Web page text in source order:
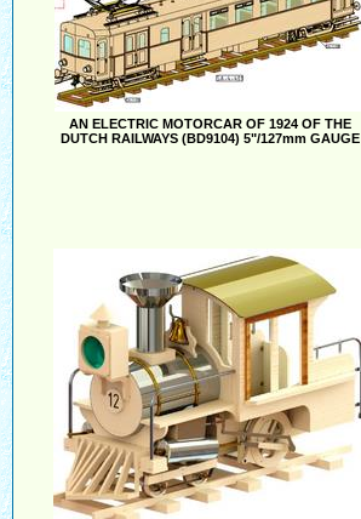
AN ELECTRIC MOTORCAR OF 1924 OF THE
DUTCH RAILWAYS (BD9104) 5"/127mm GAUGE